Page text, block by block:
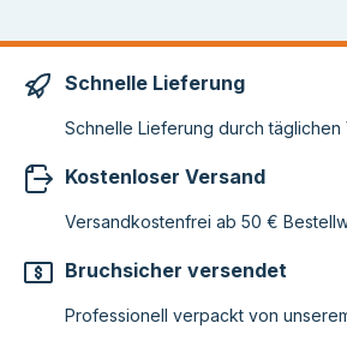
Schnelle Lieferung
Schnelle Lieferung durch täglichen
Kostenloser Versand
Versandkostenfrei ab 50 €
Bruchsicher versendet
Professionell verpackt von